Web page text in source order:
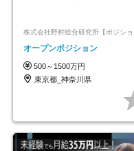
オープンポジション
500～1500万円
東京都_神奈川県